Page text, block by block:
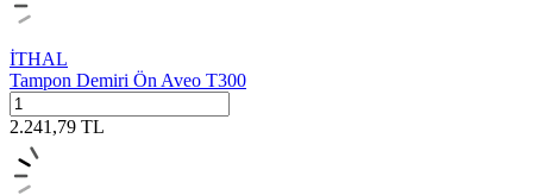
İTHAL
Tampon Demiri Ön Aveo T300
2.241,79 TL